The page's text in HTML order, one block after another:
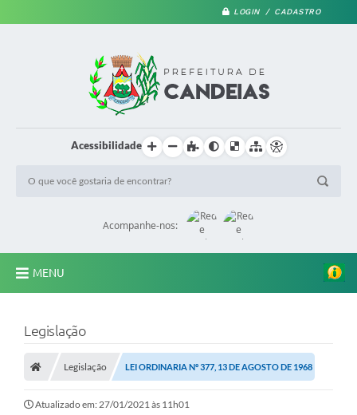
LOGIN / CADASTRO
Acessibilidade
Acompanhe-nos:
MENU
A Prefeitura
Diário Oficial
TRANSPARÊNCIA
Legislação
Legislação LEI ORDINARIA Nº 377, 13 DE AGOSTO DE 1968
Atualizado em: 27/01/2021 às 11h01